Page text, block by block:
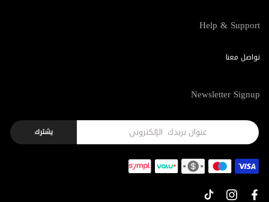
Help & Support
تواصل معنا
Newsletter Signup
يشترك